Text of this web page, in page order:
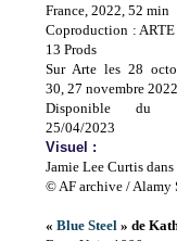
France, 2022, 52 min
Coproduction : ARTE
13 Prods
Sur Arte les 28
30, 27 novembre
Disponible du
25/04/2023
Visuel :
Jamie Lee Curtis
© AF archive / Alamy
« Blue Steel » de